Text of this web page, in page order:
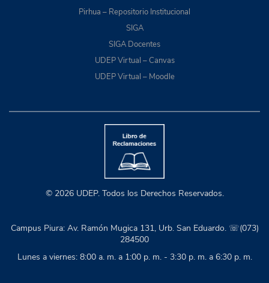
Pirhua – Repositorio Institucional
SIGA
SIGA Docentes
UDEP Virtual – Canvas
UDEP Virtual – Moodle
© 2026 UDEP. Todos los Derechos Reservados.
Campus Piura: Av. Ramón Mugica 131, Urb. San Eduardo. ☏(073)
284500
Lunes a viernes: 8:00 a. m. a 1:00 p. m. - 3:30 p. m. a 6:30 p. m.